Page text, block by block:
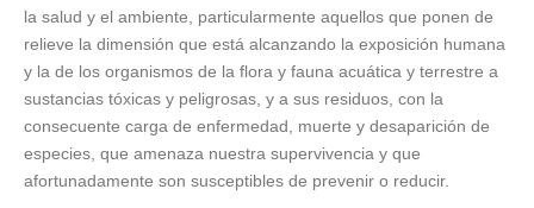
la salud y el ambiente, particularmente aquellos que ponen de
relieve la dimensión que está alcanzando la exposición humana
y la de los organismos de la flora y fauna acuática y terrestre a
sustancias tóxicas y peligrosas, y a sus residuos, con la
consecuente carga de enfermedad, muerte y desaparición de
especies, que amenaza nuestra supervivencia y que
afortunadamente son susceptibles de prevenir o reducir.